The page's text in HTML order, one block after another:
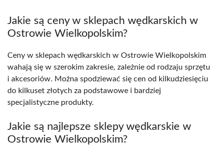
Jakie są ceny w sklepach wędkarskich w
Ostrowie Wielkopolskim?
Ceny w sklepach wędkarskich w Ostrowie Wielkopolskim
wahają się w szerokim zakresie, zależnie od rodzaju sprzętu
i akcesoriów. Można spodziewać się cen od kilkudziesięciu
do kilkuset złotych za podstawowe i bardziej
specjalistyczne produkty.
Jakie są najlepsze sklepy wędkarskie w
Ostrowie Wielkopolskim?